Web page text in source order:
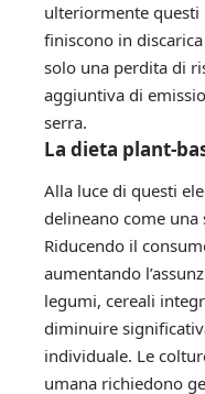
ulteriormente
finiscono in
solo una perdita di
aggiuntiva di
serra.
La dieta plant-
Alla luce di questi
delineano come
Riducendo il
aumentando
legumi, cereali
diminuire
individuale. Le
umana richiedono